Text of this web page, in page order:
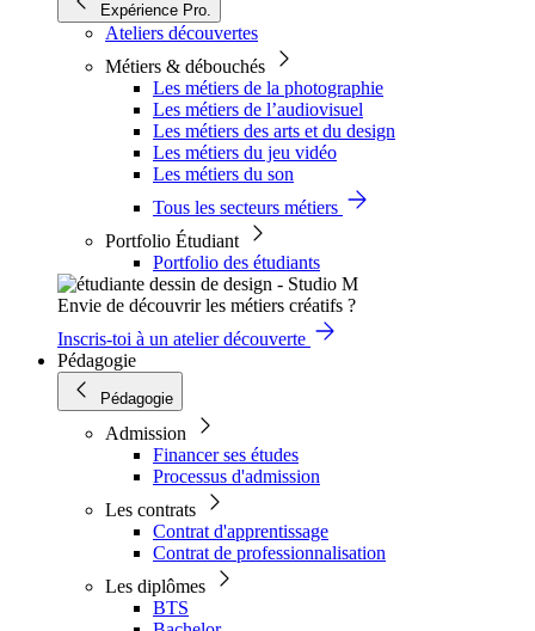
Expérience Pro.
Ateliers découvertes
Métiers & débouchés
Les métiers de la photographie
Les métiers de l’audiovisuel
Les métiers des arts et du design
Les métiers du jeu vidéo
Les métiers du son
Tous les secteurs métiers
Portfolio Étudiant
Portfolio des étudiants
Envie de découvrir les métiers créatifs ?
Inscris-toi à un atelier découverte
Pédagogie
Pédagogie
Admission
Financer ses études
Processus d'admission
Les contrats
Contrat d'apprentissage
Contrat de professionnalisation
Les diplômes
BTS